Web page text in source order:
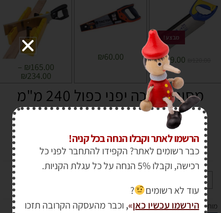
מבצע!
₪99.00
₪60.00
₪165.00
–
₪234.00
מסור משיכה יפני כפול 240 מ"מ
איכותי IRWIN
₪180.00
₪ 155.00
-
מותג :
הרשמו לאתר וקבלו הנחה בכל קניה!
כבר רשומים לאתר? הקפידו להתחבר לפני כל
רכישה, וקבלו 5% הנחה על כל עגלת הקניות.
עוד לא רשומים
?
הירשמו עכשיו כאן»
, וכבר מהעסקה הקרובה תזכו